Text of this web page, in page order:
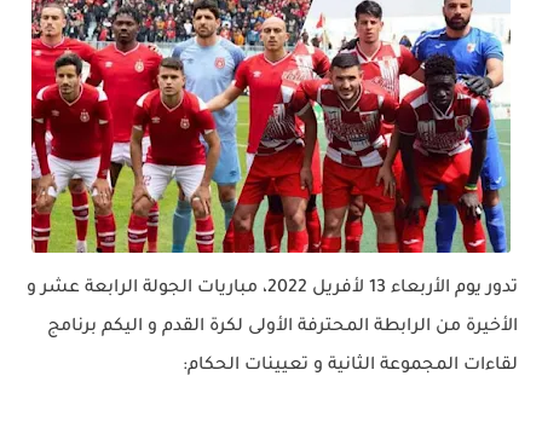
تدور يوم الأربعاء 13 لأفريل 2022، مباريات الجولة الرابعة عشر و
الأخيرة من الرابطة المحترفة الأولى لكرة القدم و اليكم برنامج
لقاءات المجموعة الثانية و تعيينات الحكام: